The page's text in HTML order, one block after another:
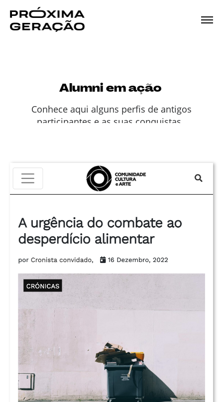
Alumni em ação
Conhece aqui alguns perfis de antigos
participantes e as suas conquistas